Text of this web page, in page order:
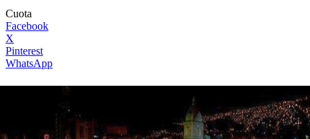
Cuota
Facebook
X
Pinterest
WhatsApp